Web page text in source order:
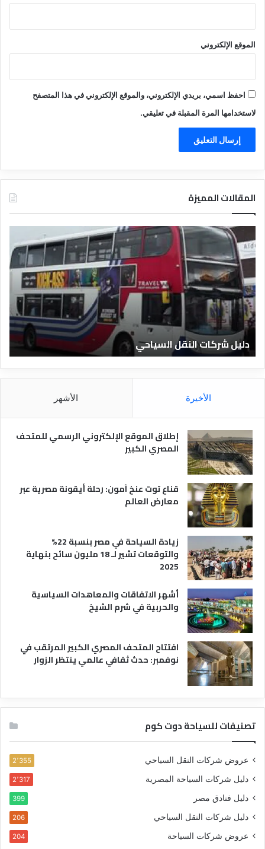
الموقع الإلكتروني
احفظ اسمي، بريدي الإلكتروني، والموقع الإلكتروني في هذا المتصفح
لاستخدامها المرة المقبلة في تعليقي.
المقالات المميزة
ل
ي
ا
ل
ف
ن
ق
ا
ل
ر
ة
دليل الفنادق المصرية
ق
و
الأخيرة الأشهر
إطلاق الموقع الإلكتروني الرسمي للمتحف
المصري الكبير
قناع توت عنخ آمون: رحلة أيقونة مصرية عبر
معارض العالم
زيادة السياحة في مصر بنسبة 22%
والتوقعات تشير لـ 18 مليون سائح بنهاية
2025
أشهر الاتفاقات والمعاهدات السياسية
والحربية في شرم الشيخ
افتتاح المتحف المصري الكبير المرتقب في
نوفمبر: حدث ثقافي عالمي ينتظر الزوار
تصنيفات للسياحة دوت كوم
عروض شركات النقل السياحي 2٬355
دليل شركات السياحة المصرية 2٬317
دليل فنادق مصر 399
دليل شركات النقل السياحي 206
عروض شركات السياحة 204